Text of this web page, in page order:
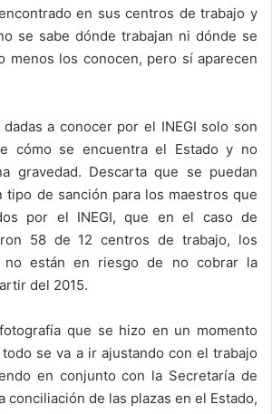
en sus centros de trabajo y
se sabe dónde trabajan ni dónde se
menos los conocen, pero sí aparecen
a conocer por el INEGI solo son
cómo se encuentra el Estado y no
gravedad. Descarta que se puedan
tipo de sanción para los maestros que
por el INEGI, que en el caso de
58 de 12 centros de trabajo, los
no están en riesgo de no cobrar la
del 2015.
que se hizo en un momento
se va a ir ajustando con el trabajo
en conjunto con la Secretaría de
conciliación de las plazas en el Estado,